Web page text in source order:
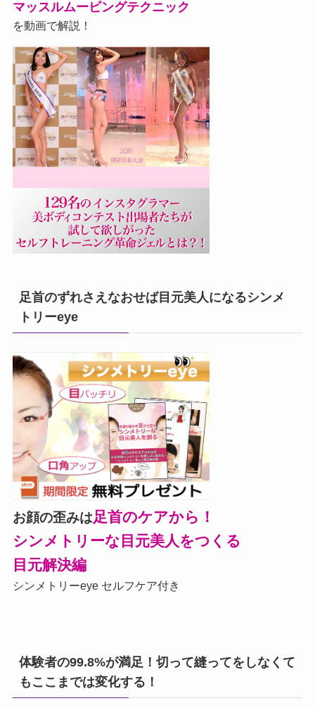
マッスルムービングテクニック
を動画で解説！
足首のずれさえなおせば目元美人になるシンメ
トリーeye
お顔の歪みは足首のケアから！
シンメトリーな目元美人をつくる
目元解決編
シンメトリーeye セルフケア付き
体験者の99.8%が満足！切って縫ってをしなくて
もここまでは変化する！